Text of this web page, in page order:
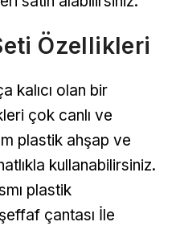
Özellikleri
kalıcı olan bir
çok canlı ve
plastik ahşap ve
kullanabilirsiniz.
plastik
çantası İle